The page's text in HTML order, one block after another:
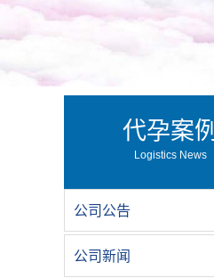
代孕案例
Logistics News
公司公告
公司新闻